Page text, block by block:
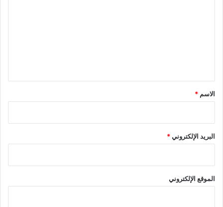
*
الاسم *
البريد الإلكتروني*
الموقع الإلكتروني